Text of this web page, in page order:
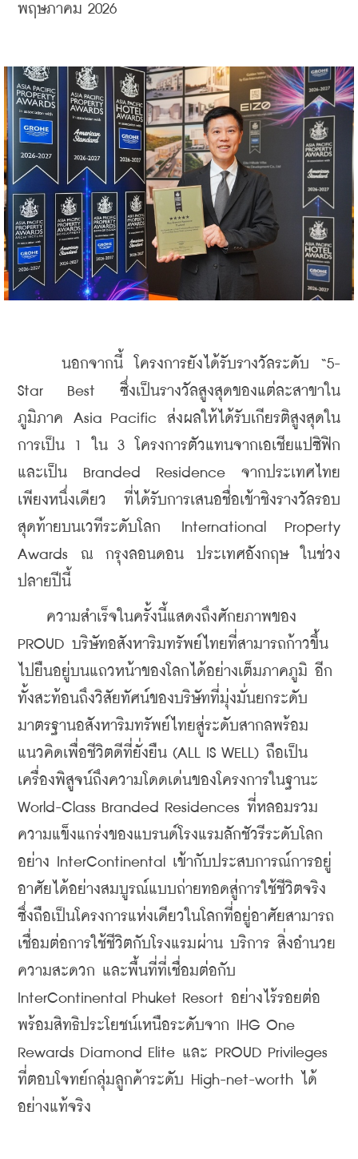
พฤษภาคม 2026
​ นอกจากนี้ โครงการยังได้รับรางวัลระดับ “5-
Star Best ซึ่งเป็นรางวัลสูงสุดของแต่ละสาขาใน
ภูมิภาค Asia Pacific ส่งผลให้ได้รับเกียรติสูงสุดใน
การเป็น 1 ใน 3 โครงการตัวแทนจากเอเชียแปซิฟิก
และเป็น Branded Residence จากประเทศไทย
เพียงหนึ่งเดียว
ที่ได้รับการเสนอชื่อเข้าชิงรางวัลรอบ
สุดท้ายบนเวทีระดับโลก International Property
Awards ณ กรุงลอนดอน ประเทศอังกฤษ ในช่วง
ปลายปีนี้
ความสำเร็จในครั้งนี้แสดงถึงศักยภาพของ
PROUD บริษัทอสังหาริมทรัพย์ไทยที่สามารถก้าวขึ้น
ไปยืนอยู่บนแถวหน้าของโลกได้อย่างเต็มภาคภูมิ อีก
ทั้งสะท้อนถึงวิสัยทัศน์ของบริษัทที่มุ่งมั่นยกระดับ
มาตรฐานอสังหาริมทรัพย์ไทยสู่ระดับสากลพร้อม
แนวคิดเพื่อชีวิตดีที่ยั่งยืน (ALL IS WELL) ถือเป็น
เครื่องพิสูจน์ถึงความโดดเด่นของโครงการในฐานะ
World-Class Branded Residences ที่หลอมรวม
ความแข็งแกร่งของแบรนด์โรงแรมลักชัวรีระดับโลก
อย่าง InterContinental เข้ากับประสบการณ์การอยู่
อาศัยได้อย่างสมบูรณ์แบบถ่ายทอดสู่การใช้ชีวิตจริง
ซึ่งถือเป็นโครงการแห่งเดียวในโลกที่อยู่อาศัยสามารถ
เชื่อมต่อการใช้ชีวิตกับโรงแรมผ่าน บริการ สิ่งอำนวย
ความสะดวก และพื้นที่ที่เชื่อมต่อกับ
InterContinental Phuket Resort อย่างไร้รอยต่อ
พร้อมสิทธิประโยชน์เหนือระดับจาก IHG One
Rewards Diamond Elite และ PROUD Privileges
ที่ตอบโจทย์กลุ่มลูกค้าระดับ High-net-worth ได้
อย่างแท้จริง